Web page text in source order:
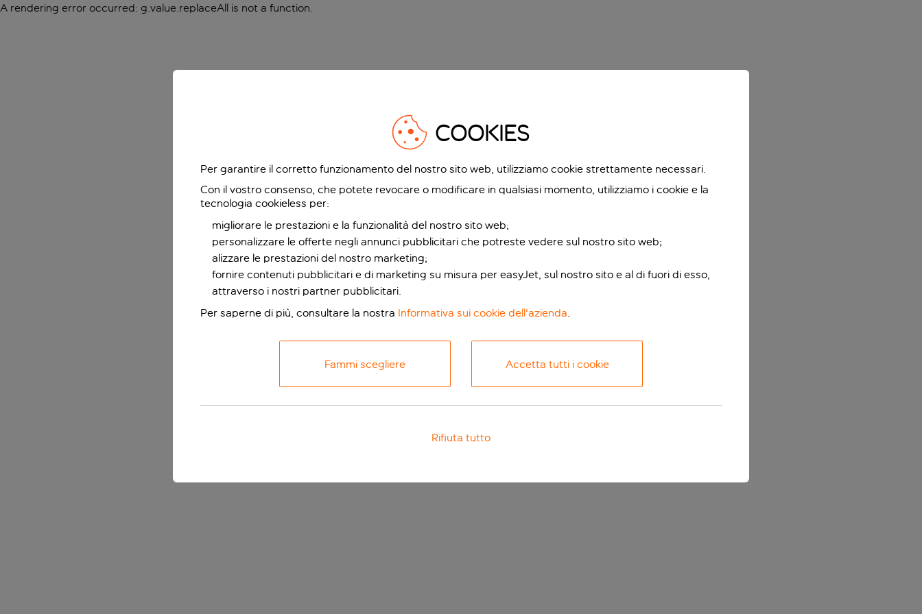
A rendering error occurred: g.value.replaceAll is not a function.
COOKIES
Per garantire il corretto funzionamento del nostro sito web, utilizziamo cookie strettamente necessari.
Con il vostro consenso, che potete revocare o modificare in qualsiasi momento, utilizziamo i cookie e la
tecnologia cookieless per:
migliorare le prestazioni e la funzionalità del nostro sito web;
personalizzare le offerte negli annunci pubblicitari che potreste vedere sul nostro sito web;
alizzare le prestazioni del nostro marketing;
fornire contenuti pubblicitari e di marketing su misura per easyJet, sul nostro sito e al di fuori di esso,
attraverso i nostri partner pubblicitari.
Per saperne di più, consultare la nostra Informativa sui cookie dell'azienda.
Fammi scegliere Accetta tutti i cookie
Rifiuta tutto